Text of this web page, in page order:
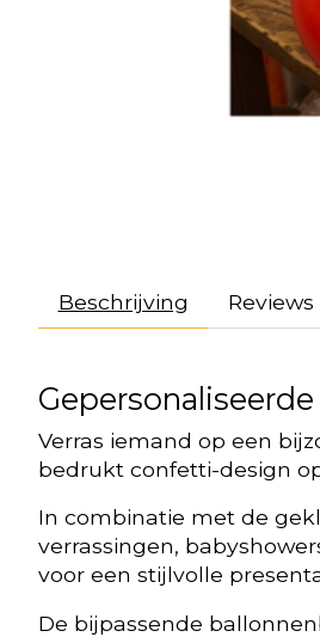
Beschrijving Reviews
Verras iemand op een
bedrukt confetti-design
In combinatie met de
verrassingen,
voor een stijlvolle
De bijpassende